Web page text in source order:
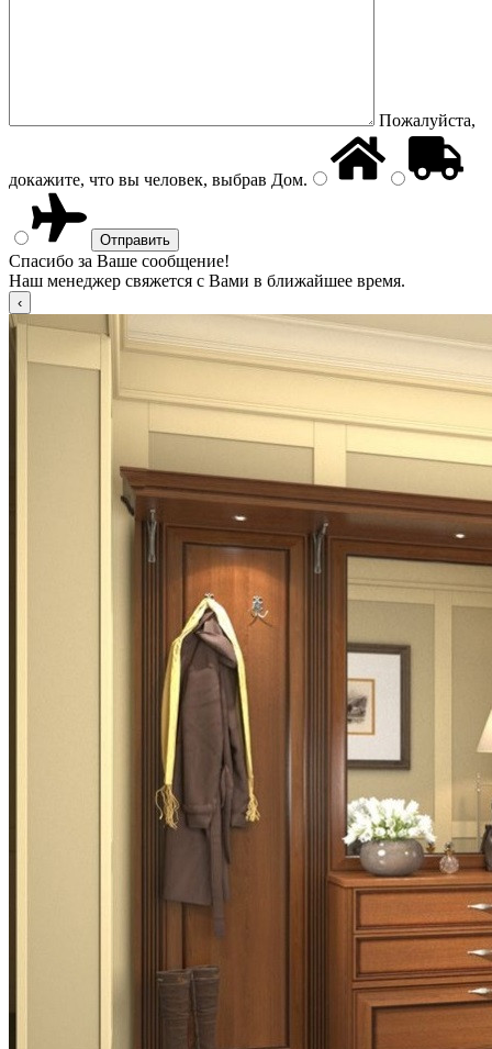
Пожалуйста,
докажите, что вы человек, выбрав Дом.
Спасибо за Ваше сообщение!
Наш менеджер свяжется с Вами в ближайшее время.